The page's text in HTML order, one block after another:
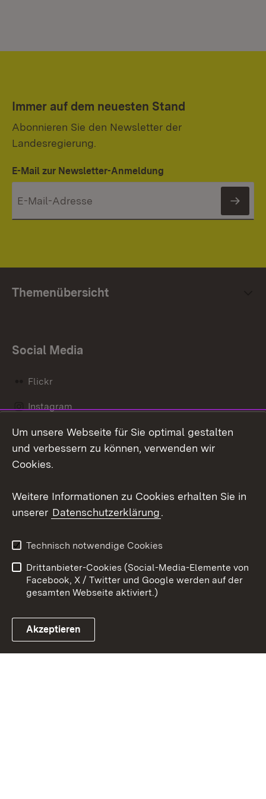
Immer auf dem neuesten Stand
Abonnieren Sie den Newsletter der
Landesregierung.
E-Mail zur Newsletter-Anmeldung
Themenübersicht
Social Media
Flickr
Instagram
Social Wall
Link zum Landesportal
Barrierefreiheit
Benutzungshinweise
Impressum
Cookies
Um unsere Webseite für Sie optimal gestalten
und verbessern zu können, verwenden wir
Cookies.
Weitere Informationen zu Cookies erhalten Sie in
unserer Datenschutzerklärung.
Technisch notwendige Cookies
Drittanbieter-Cookies (Social-Media-Elemente von
Facebook, X / Twitter und Google werden auf der
gesamten Webseite aktiviert.)
Akzeptieren